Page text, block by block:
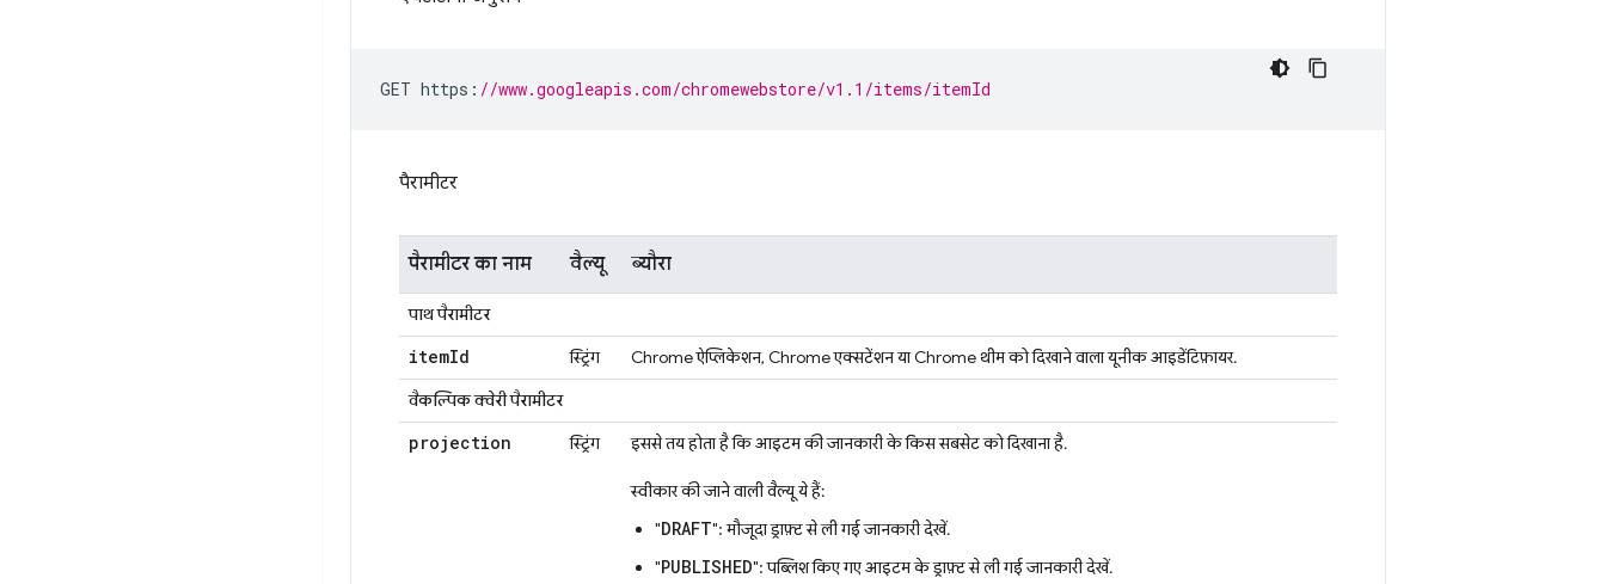
GET https : //www.googleapis.com/chromewebstore/v1.1/items/itemId
पैरामीटर
पैरामीटर का नाम वैल्यू ब्यौरा
पाथ पैरामीटर
itemId स्ट्रिंग
Chrome ऐप्लिकेशन, Chrome एक्सटेंशन या Chrome थीम को दिखाने वाला यूनीक आइडेंटिफ़ायर.
वैकल्पिक क्वेरी पैरामीटर
projection स्ट्रिंग इससे तय होता है कि आइटम की जानकारी के किस सबसेट को दिखाना है.
स्वीकार की जाने वाली वैल्यू ये हैं:
"DRAFT": मौजूदा ड्राफ़्ट से ली गई जानकारी देखें.
"PUBLISHED": पब्लिश किए गए आइटम के ड्राफ़्ट से ली गई जानकारी देखें.